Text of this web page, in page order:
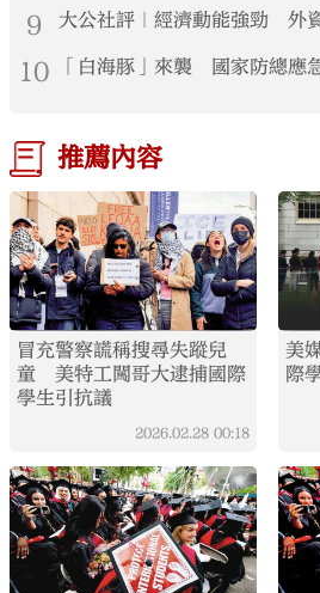
9 大公社評｜經濟動能強勁 外
10 「白海豚」來襲 國家防總應
推薦內容
冒充警察謊稱搜尋失蹤兒
童 美特工闖哥大逮捕國際
學生引抗議
2026.02.28 00:18
美
際